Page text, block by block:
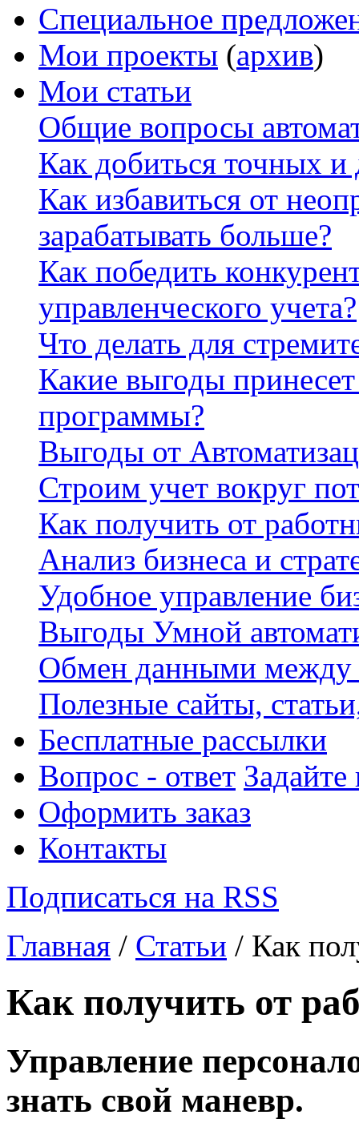
Специальное
Мои проекты (архив)
Мои статьи
Общие вопросы
Как добиться точных
Как избавиться от
зарабатывать больше?
Как победить
управленческого учета?
Что делать для
Какие выгоды
программы?
Выгоды от
Строим учет вокруг
Как получить от
Анализ бизнеса и
Удобное управление
Выгоды Умной
Обмен данными между
Полезные сайты,
Бесплатные рассылки
Вопрос - ответ
Оформить заказ
Контакты
Подписаться на RSS
Главная / Статьи / Как
Как получить от
Управление
знать свой маневр.